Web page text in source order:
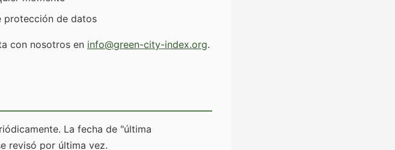
protección de datos
con nosotros en info@green-city-index.org.
La fecha de "última
revisó por última vez.